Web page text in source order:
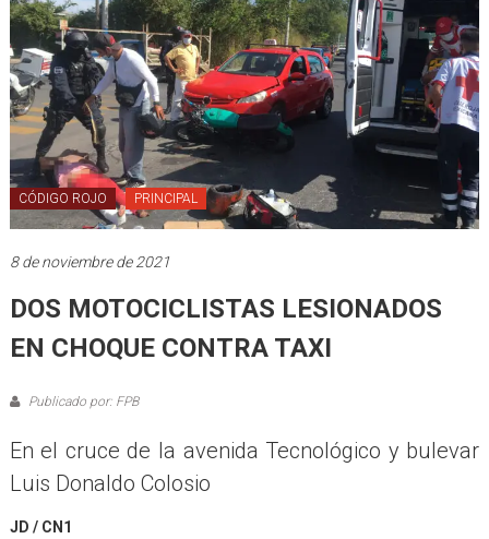
CÓDIGO ROJO PRINCIPAL
8 de noviembre de 2021
DOS MOTOCICLISTAS LESIONADOS
EN CHOQUE CONTRA TAXI
Publicado por: FPB
En el cruce de la avenida Tecnológico y bulevar
Luis Donaldo Colosio
JD / CN1